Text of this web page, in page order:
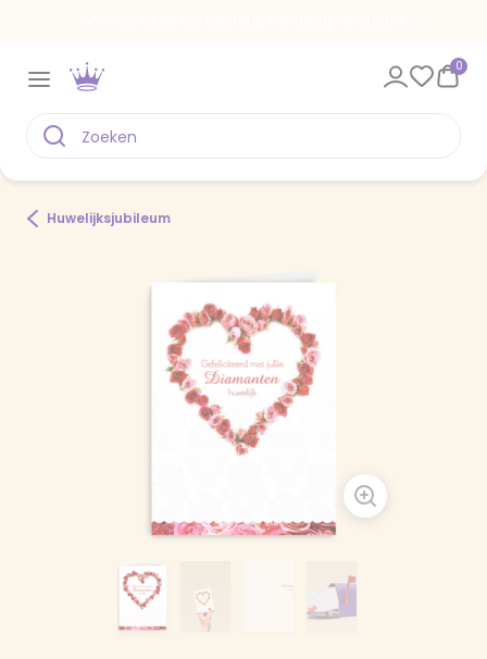
0
Huwelijksjubileum